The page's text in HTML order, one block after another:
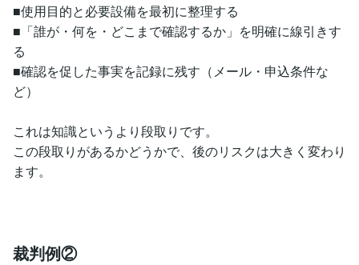
■使用目的と必要設備を最初に整理する
■「誰が・何を・どこまで確認するか」を明確に線引きす
る
■確認を促した事実を記録に残す（メール・申込条件な
ど）
これは知識というより段取りです。
この段取りがあるかどうかで、後のリスクは大きく変わり
ます。
裁判例②